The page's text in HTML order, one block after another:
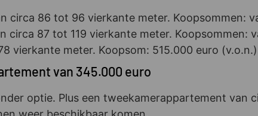
86 tot 96 vierkante meter. Koopsommen:
87 tot 119 vierkante meter. Koopsommen:
vierkante meter. Koopsom: 515.000 euro
van 345.000 euro
optie. Plus een tweekamerappartement van